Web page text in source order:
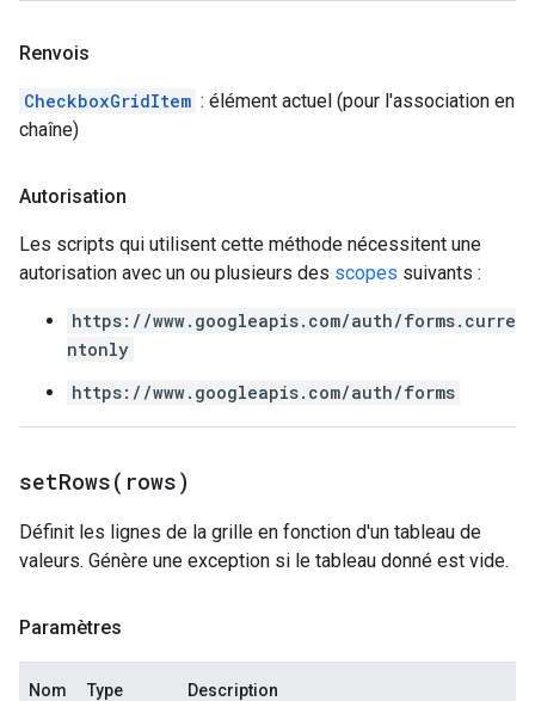
Renvois
CheckboxGridItem : élément actuel (pour l'association en
chaîne)
Autorisation
Les scripts qui utilisent cette méthode nécessitent une
autorisation avec un ou plusieurs des scopes suivants :
https://www.googleapis.com/auth/forms.curre
ntonly
https://www.googleapis.com/auth/forms
setRows( rows)
Définit les lignes de la grille en fonction d'un tableau de
valeurs. Génère une exception si le tableau donné est vide.
Paramètres
Nom Type Description